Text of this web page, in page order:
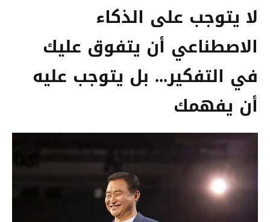
لا يتوجب على الذكاء
الاصطناعي أن يتفوق عليك
في التفكير... بل يتوجب عليه
أن يفهمك